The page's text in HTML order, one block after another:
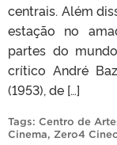
centrais. Além
estação no
partes do
crítico André
(1953), de […]
Tags: Centro de
Cinema, Zero4